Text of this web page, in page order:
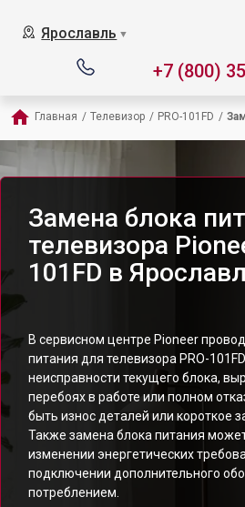
Ярославль ▼
+7 (800)
Главная / Телевизор / PRO-101FD /
Замена блока
телевизора
101FD в
В сервисном центре Pioneer
питания для телевизора PRO-
неисправности текущего блока,
перебоях в работе или полном
быть износ деталей или короткое
Также замена блока питания
изменении энергетических
подключении дополнительного
потреблением.